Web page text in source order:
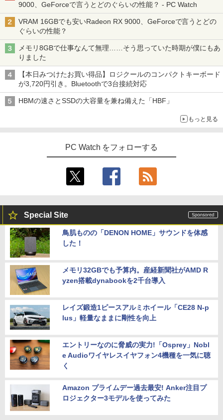
9000、GeForceで言うとどのぐらいの性能？ - PC Watch
VRAM 16GBでも安いRadeon RX 9000、GeForceで言うとどの
ぐらいの性能？
メモリ8GBで仕事なんて無理……そう思っていた時期が僕にもあ
りました
【本日みつけたお買い得品】ロジクールのコンパクトキーボード
が3,720円引き。Bluetoothで3台接続対応
HBMの速さとSSDの大容量を兼ね備えた「HBF」
もっと見る
PC Watch をフォローする
Special Site
鳥肌ものの「DENON HOME」サウンドを体感
した！
メモリ32GBでも予算内。産経新聞社がAMD R
yzen搭載dynabookを2千台導入
レイズ鍛造1ピースアルミホイール「CE28 N-p
lus」軽量なままに剛性を向上
エントリーなのに脅威の実力!「Osprey」Nobl
e Audioワイヤレスイヤフォン4機種を一気に聴
く
Amazon プライムデー過去最安! Anker注目プ
ロジェクター3モデルを使ってみた